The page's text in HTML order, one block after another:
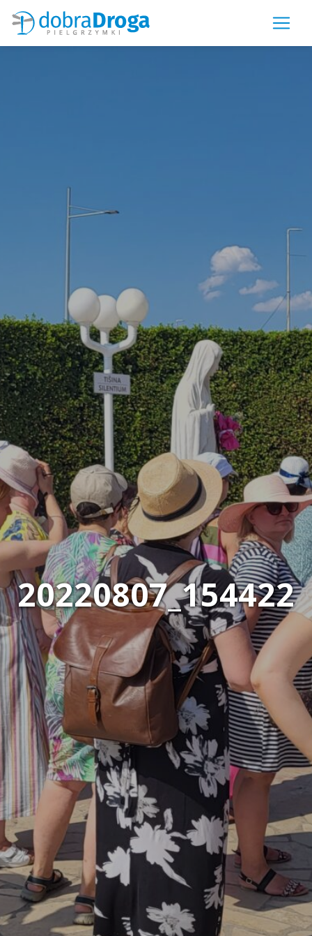
20220807_154422